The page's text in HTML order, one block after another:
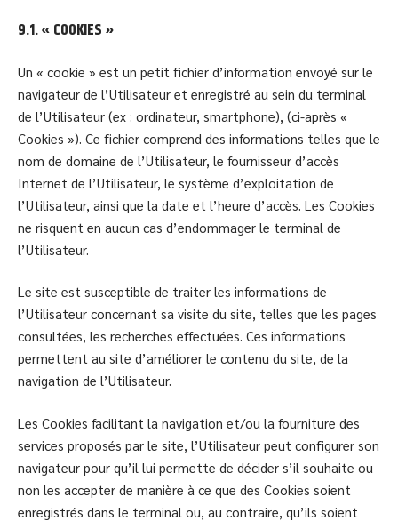
9.1. « COOKIES »
Un « cookie » est un petit fichier d’information envoyé sur le
navigateur de l’Utilisateur et enregistré au sein du terminal
de l’Utilisateur (ex : ordinateur, smartphone), (ci-après «
Cookies »). Ce fichier comprend des informations telles que le
nom de domaine de l’Utilisateur, le fournisseur d’accès
Internet de l’Utilisateur, le système d’exploitation de
l’Utilisateur, ainsi que la date et l’heure d’accès. Les Cookies
ne risquent en aucun cas d’endommager le terminal de
l’Utilisateur.
Le site est susceptible de traiter les informations de
l’Utilisateur concernant sa visite du site, telles que les pages
consultées, les recherches effectuées. Ces informations
permettent au site d’améliorer le contenu du site, de la
navigation de l’Utilisateur.
Les Cookies facilitant la navigation et/ou la fourniture des
services proposés par le site, l’Utilisateur peut configurer son
navigateur pour qu’il lui permette de décider s’il souhaite ou
non les accepter de manière à ce que des Cookies soient
enregistrés dans le terminal ou, au contraire, qu’ils soient